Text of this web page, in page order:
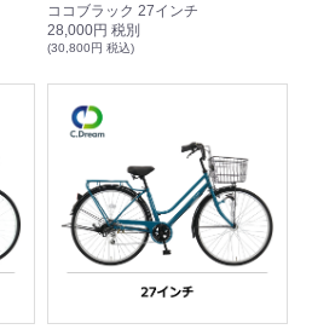
ココブラック 27インチ
28,000円 税別
(30,800円 税込)